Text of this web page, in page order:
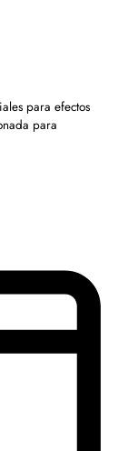
para efectos
para